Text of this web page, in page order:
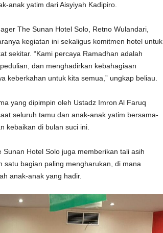
anak yatim dari Aisyiyah Kadipiro.
The Sunan Hotel Solo, Retno Wulandari,
kegiatan ini sekaligus komitmen hotel untuk
sekitar. “Kami percaya Ramadhan adalah
dan menghadirkan kebahagiaan
keberkahan untuk kita semua,” ungkap beliau.
yang dipimpin oleh Ustadz Imron Al Faruq
seluruh tamu dan anak-anak yatim bersama-
kebaikan di bulan suci ini.
Hotel Solo juga memberikan tali asih
satu bagian paling mengharukan, di mana
anak-anak yang hadir.